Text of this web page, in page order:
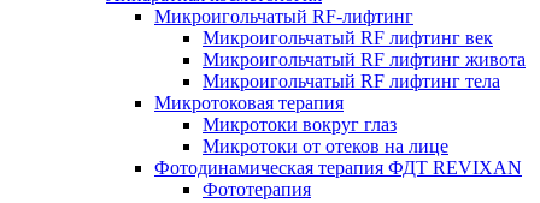
Микроигольчатый RF-лифтинг
Микроигольчатый RF лифтинг век
Микроигольчатый RF лифтинг живота
Микроигольчатый RF лифтинг тела
Микротоковая терапия
Микротоки вокруг глаз
Микротоки от отеков на лице
Фотодинамическая терапия ФДТ REVIXAN
Фототерапия